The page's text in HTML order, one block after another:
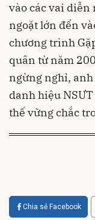
vào các vai diễn
ngoặt lớn đến
chương trình
quân từ năm
ngừng nghỉ,
danh hiệu
thế vững chắc
Chia sẻ Facebook